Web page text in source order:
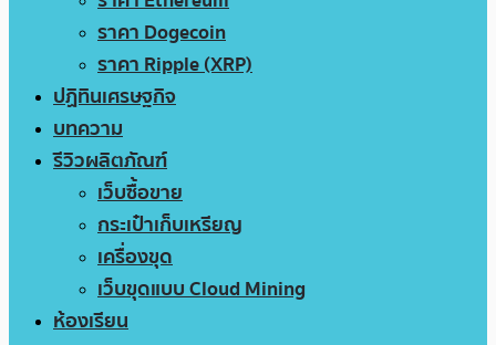
ราคา Dogecoin
ราคา Ripple (XRP)
ปฏิทินเศรษฐกิจ
บทความ
รีวิวผลิตภัณฑ์
เว็บซื้อขาย
กระเป๋าเก็บเหรียญ
เครื่องขุด
เว็บขุดแบบ Cloud Mining
ห้องเรียน